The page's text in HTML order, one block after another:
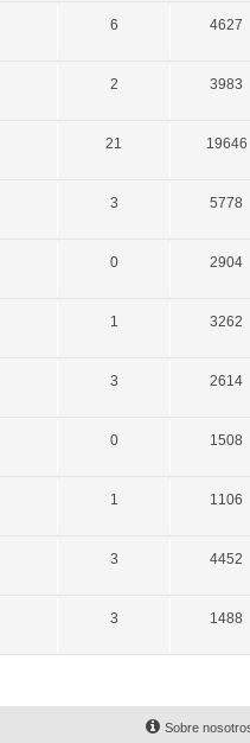
6 4627
2 3983
21 19646
3 5778
0 2904
1 3262
3 2614
0 1508
1 1106
3 4452
3 1488
Sobre